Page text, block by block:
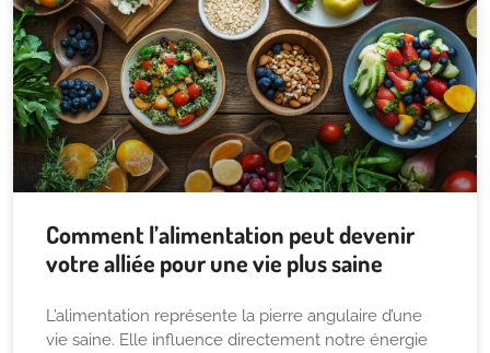
Comment l’alimentation peut devenir
votre alliée pour une vie plus saine
L’alimentation représente la pierre angulaire d’une
vie saine. Elle influence directement notre énergie